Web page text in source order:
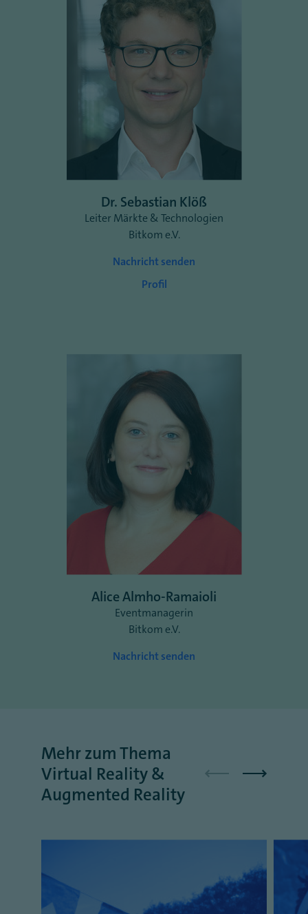
Dr. Sebastian Klöß
Leiter Märkte & Technologien
Bitkom e.V.
Nachricht senden
Profil
Alice Almho-Ramaioli
Eventmanagerin
Bitkom e.V.
Nachricht senden
Mehr zum Thema
Virtual Reality &
Augmented Reality